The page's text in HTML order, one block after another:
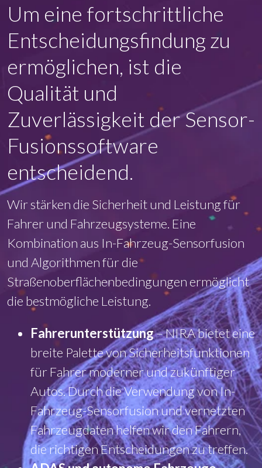
Um eine fortschrittliche
Entscheidungsfindung zu
ermöglichen, ist die
Qualität und
Zuverlässigkeit der Sensor-
Fusionssoftware
entscheidend.
Wir stärken die Sicherheit und Leistung für
Fahrer und Fahrzeugsysteme. Eine
Kombination aus In-Fahrzeug-Sensorfusion
und Algorithmen für die
Straßenoberflächenbedingungen ermöglicht
die bestmögliche Leistung.
Fahrerunterstützung– NIRA bietet eine
breite Palette von Sicherheitsfunktionen
für Fahrer moderner und zukünftiger
Autos. Durch die Verwendung von In-
Fahrzeug-Sensorfusion und vernetzten
Fahrzeugdaten helfen wir den Fahrern,
die richtigen Entscheidungen zu treffen.